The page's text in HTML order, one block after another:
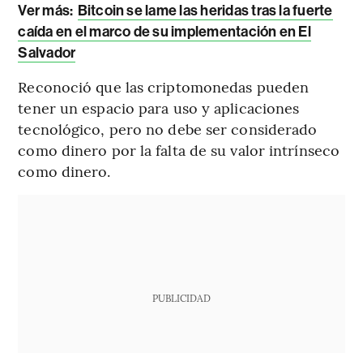
Ver más: Bitcoin se lame las heridas tras la fuerte
caída en el marco de su implementación en El
Salvador
Reconoció que las criptomonedas pueden
tener un espacio para uso y aplicaciones
tecnológico, pero no debe ser considerado
como dinero por la falta de su valor intrínseco
como dinero.
PUBLICIDAD